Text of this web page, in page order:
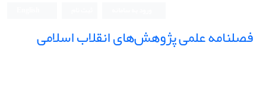
فصلنامه علمی پژوهش‌های انقلاب اسلامی